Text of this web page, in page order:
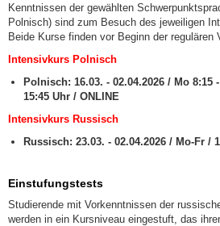
Kenntnissen der gewählten
Polnisch) sind zum Besuch des jeweiligen
Beide Kurse finden vor Beginn der regulären
Intensivkurs Polnisch
Polnisch: 16.03. - 02.04.2026 / Mo 8:15
15:45 Uhr / ONLINE
Intensivkurs Russisch
Russisch: 23.03. - 02.04.2026 / Mo-Fr /
Einstufungstests
Studierende mit Vorkenntnissen der
werden in ein Kursniveau eingestuft, das